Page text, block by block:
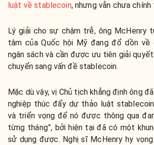
luật về stablecoin, nhưng vẫn chưa
Lý giải cho sự chậm trễ, ông McHenry
tâm của Quốc hội Mỹ đang đổ dồn về
ngân sách và cần được ưu tiên giải
chuyển sang vấn đề stablecoin.
Mặc dù vậy, vị Chủ tịch khẳng định ông
nghiệp thúc đẩy dự thảo luật
và triển vọng để nó được thông qua
từng tháng”, bởi hiện tại đã có một
sử dụng được. Nghị sĩ McHenry hy